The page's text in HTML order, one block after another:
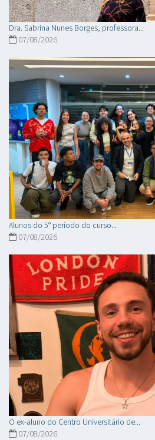
Dra. Sabrina Nunes Borges, professora...
07/08/2026
Alunos do 5° período do curso...
07/08/2026
O ex-aluno do Centro Universitário de...
07/08/2026